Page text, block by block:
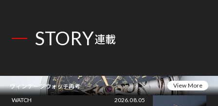
STORY連載
ヴィンテージウォッチ再考
View More
WATCH
2026.08.05